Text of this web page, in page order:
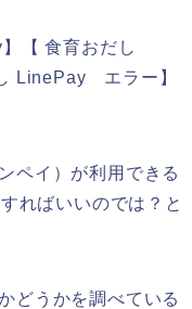
【 食育おだし
LinePay エラー】
ペイ）が利用できる
ればいいのでは？と
どうかを調べている